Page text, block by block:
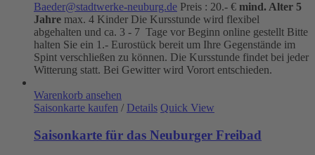
Baeder@stadtwerke-neuburg.de Preis : 20.- € mind. Alter 5
Jahre max. 4 Kinder Die Kursstunde wird flexibel
abgehalten und ca. 3 - 7 Tage vor Beginn online gestellt Bitte
halten Sie ein 1.- Eurostück bereit um Ihre Gegenstände im
Spint verschließen zu können. Die Kursstunde findet bei jeder
Witterung statt. Bei Gewitter wird Vorort entschieden.
Warenkorb ansehen
Saisonkarte kaufen / Details Quick View
Saisonkarte für das Neuburger Freibad